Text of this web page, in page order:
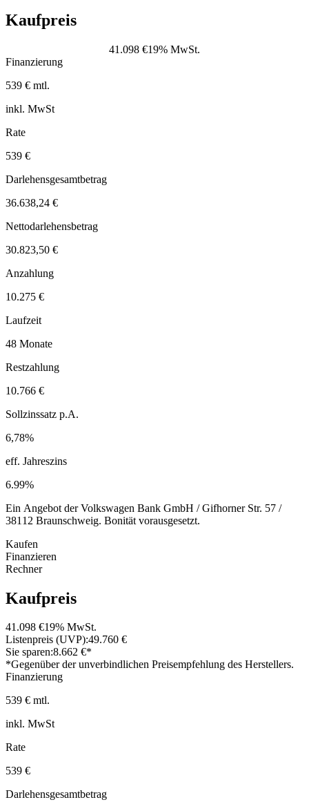
Kaufpreis
41.098 €19% MwSt.
Finanzierung
539 € mtl.
inkl. MwSt
Rate
539 €
Darlehensgesamtbetrag
36.638,24 €
Nettodarlehensbetrag
30.823,50 €
Anzahlung
10.275 €
Laufzeit
48 Monate
Restzahlung
10.766 €
Sollzinssatz p.A.
6,78%
eff. Jahreszins
6.99%
Ein Angebot der Volkswagen Bank GmbH / Gifhorner Str. 57 /
38112 Braunschweig. Bonität vorausgesetzt.
Kaufen
Finanzieren
Rechner
Kaufpreis
41.098 €19% MwSt.
Listenpreis (UVP):49.760 €
Sie sparen:8.662 €*
*Gegenüber der unverbindlichen Preisempfehlung des Herstellers.
Finanzierung
539 € mtl.
inkl. MwSt
Rate
539 €
Darlehensgesamtbetrag